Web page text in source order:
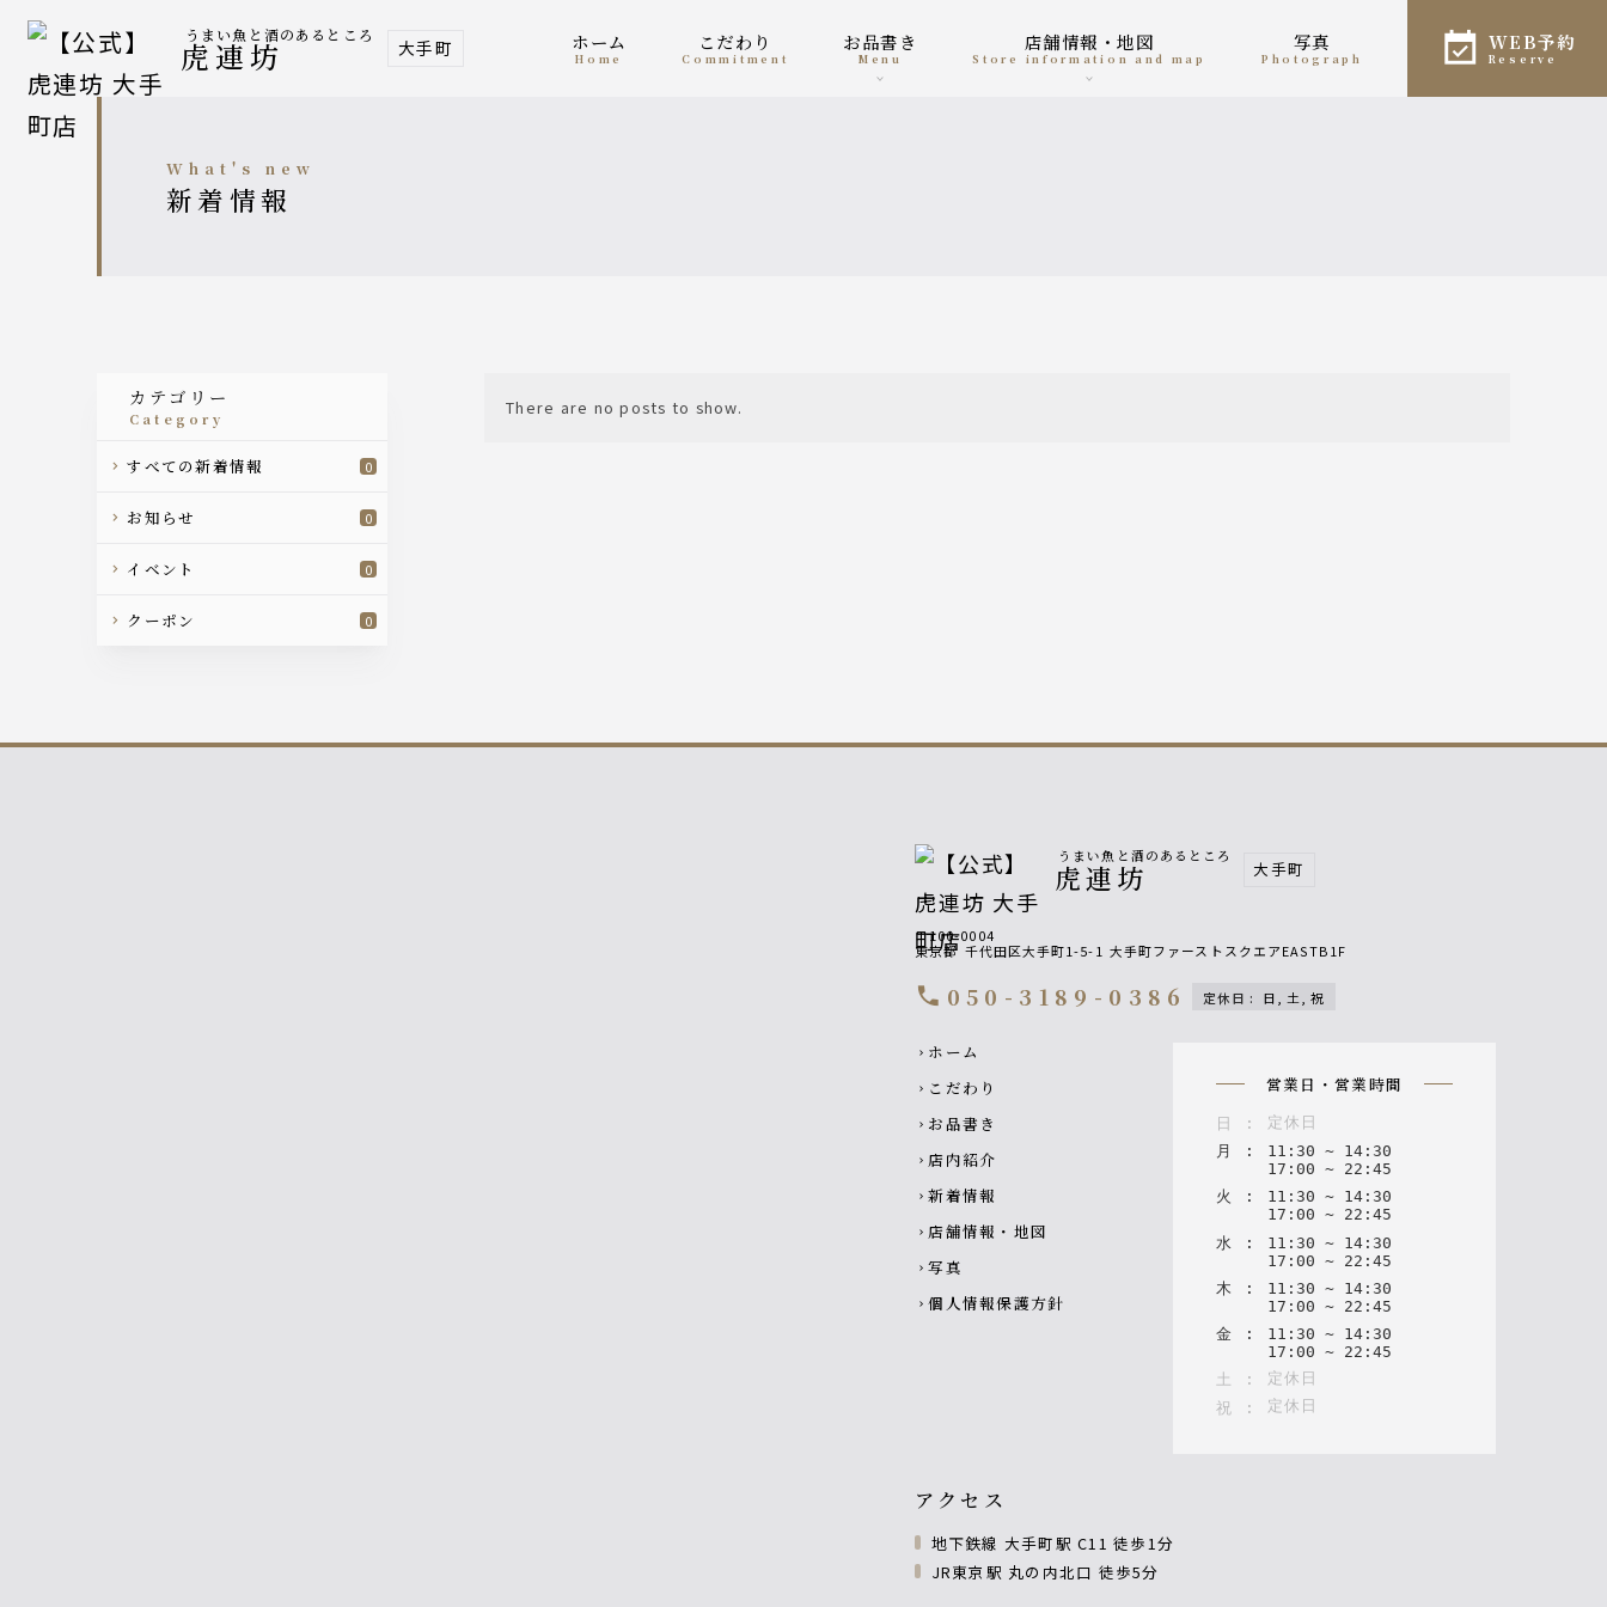
うまい魚と酒のあるところ
虎連坊 大手町 ホーム
home
こだわり
Commitment
お品書き
menu
店舗情報・地図
Store information and map
写真
photograph
WEB予約
reserve
what's new
新着情報
There are no posts to show.
カテゴリー
category
すべての新着情報 0
お知らせ 0
イベント 0
クーポン 0
うまい魚と酒のあるところ
虎連坊 大手町
〒100-0004
東京都 千代田区大手町1-5-1 大手町ファーストスクエアEASTB1F
call 050-3189-0386 定休日 : 日, 土, 祝
Footer navigation
chevron_right ホーム
chevron_right こだわり
chevron_right お品書き
chevron_right 店内紹介
chevron_right 新着情報
chevron_right 店舗情報・地図
chevron_right 写真
chevron_right 個人情報保護方針
営業日・営業時間
日 :
定休日
月
: 11 : 30 ~ 14: 30
17 : 00 ~ 22 : 45
火
: 11 : 30 ~ 14: 30
17 : 00 ~ 22 : 45
水
: 11 : 30 ~ 14: 30
17 : 00 ~ 22 : 45
木
: 11 : 30 ~ 14: 30
17 : 00 ~ 22 : 45
金
: 11 : 30 ~ 14: 30
17 : 00 ~ 22 : 45
土
:
定休日
祝
: 定休日
アクセス
地下鉄線 大手町駅 C11 徒歩1分
JR東京駅 丸の内北口 徒歩5分